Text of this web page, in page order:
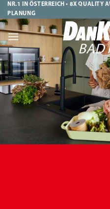
Zum
Inhalt
springen
NR.1 IN ÖSTERREICH • 8X QUALITY
PLANUNG
BAD